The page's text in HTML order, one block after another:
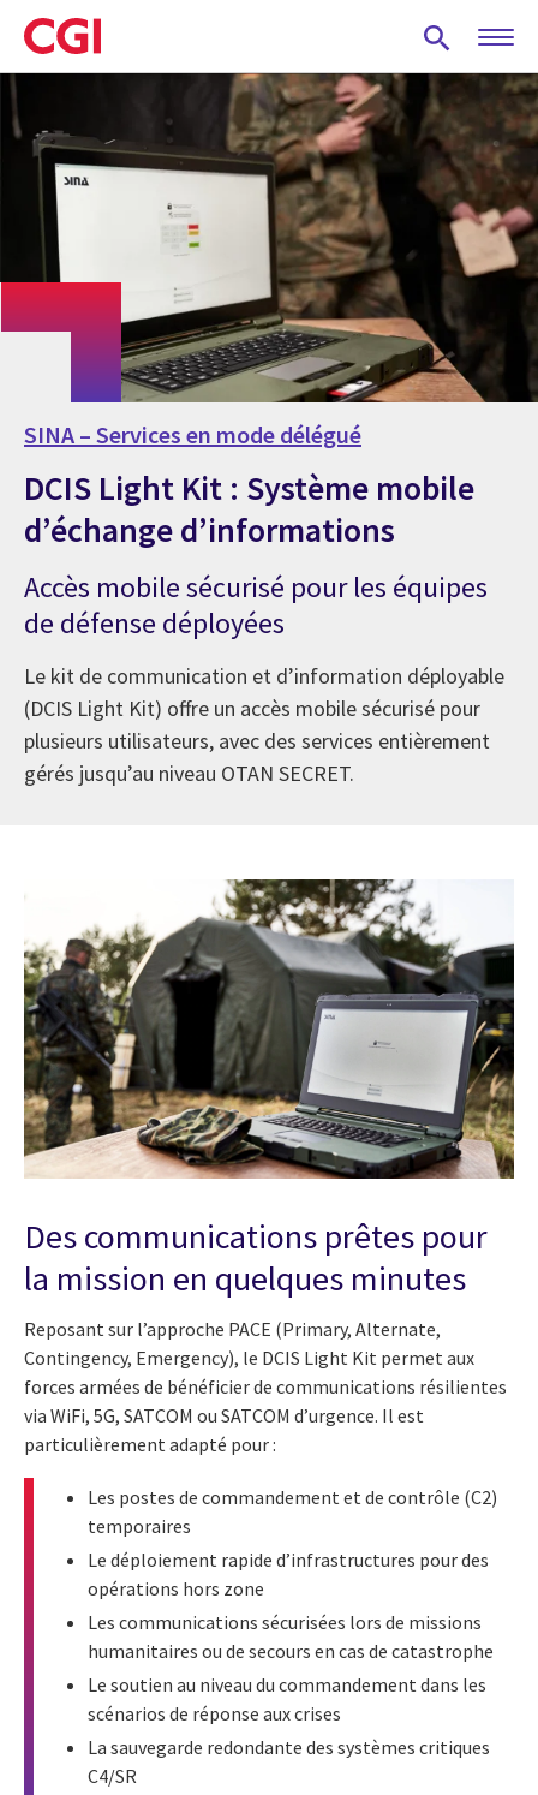
Skip
to
main
SINA – Services en mode délégué
DCIS Light Kit : Système mobile
d’échange d’informations
Accès mobile sécurisé pour les équipes
de défense déployées
Le kit de communication et d’information déployable
(DCIS Light Kit) offre un accès mobile sécurisé pour
plusieurs utilisateurs, avec des services entièrement
gérés jusqu’au niveau OTAN SECRET.
Des communications prêtes pour
la mission en quelques minutes
Reposant sur l’approche PACE (Primary, Alternate,
Contingency, Emergency), le DCIS Light Kit permet aux
forces armées de bénéficier de communications résilientes
via WiFi, 5G, SATCOM ou SATCOM d’urgence. Il est
particulièrement adapté pour :
Les postes de commandement et de contrôle (C2)
temporaires
Le déploiement rapide d’infrastructures pour des
opérations hors zone
Les communications sécurisées lors de missions
humanitaires ou de secours en cas de catastrophe
Le soutien au niveau du commandement dans les
scénarios de réponse aux crises
La sauvegarde redondante des systèmes critiques
C4/SR